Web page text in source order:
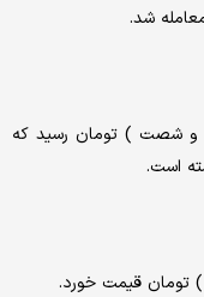
شد.
(پنجاه و دو هزار و شصت ) تومان رسید که